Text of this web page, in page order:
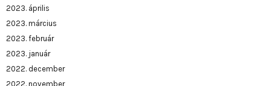
2023. április
2023. március
2023. február
2023. január
2022. december
2022. november